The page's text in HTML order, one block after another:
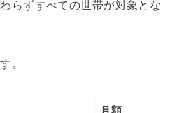
らずすべての世帯が対象とな
。
月額